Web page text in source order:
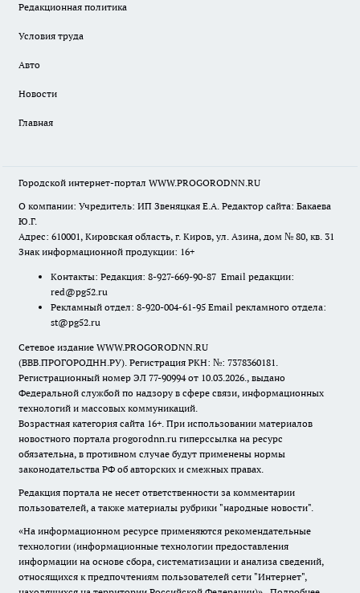
Редакционная политика
Условия труда
Авто
Новости
Главная
Городской интернет-портал WWW.PROGORODNN.RU
О компании: Учредитель: ИП Звеняцкая Е.А. Редактор сайта: Бакаева
Ю.Г.
Адрес: 610001, Кировская область, г. Киров, ул. Азина, дом № 80, кв. 31
Знак информационной продукции: 16+
Контакты: Редакция: 8-927-669-90-87 Email редакции:
red@pg52.ru
Рекламный отдел: 8-920-004-61-95 Email рекламного отдела:
st@pg52.ru
Сетевое издание WWW.PROGORODNN.RU
(ВВВ.ПРОГОРОДНН.РУ). Регистрация РКН: №: 7378360181.
Регистрационный номер ЭЛ 77-90994 от 10.03.2026., выдано
Федеральной службой по надзору в сфере связи, информационных
технологий и массовых коммуникаций.
Возрастная категория сайта 16+. При использовании материалов
новостного портала progorodnn.ru гиперссылка на ресурс
обязательна, в противном случае будут применены нормы
законодательства РФ об авторских и смежных правах.
Редакция портала не несет ответственности за комментарии
пользователей, а также материалы рубрики "народные новости".
«На информационном ресурсе применяются рекомендательные
технологии (информационные технологии предоставления
информации на основе сбора, систематизации и анализа сведений,
относящихся к предпочтениям пользователей сети "Интернет",